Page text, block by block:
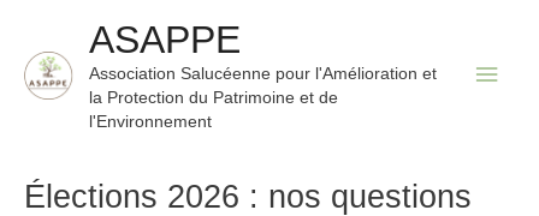
contenu
ASAPPE
Association Salucéenne pour l'Amélioration et
la Protection du Patrimoine et de
l'Environnement
Élections 2026 : nos questions